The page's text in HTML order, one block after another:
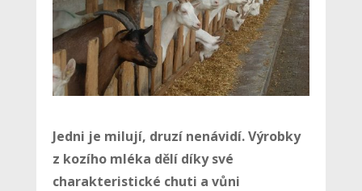
Jedni je milují, druzí nenávidí. Výrobky
z kozího mléka dělí díky své
charakteristické chuti a vůni